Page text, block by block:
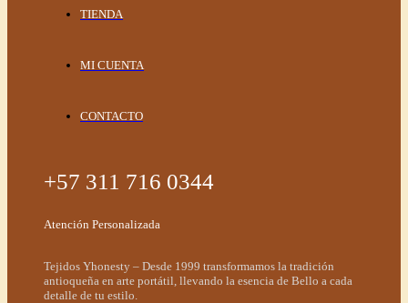
TIENDA
MI CUENTA
CONTACTO
+57 311 716 0344
Atención Personalizada
Tejidos Yhonesty – Desde 1999 transformamos la tradición
antioqueña en arte portátil, llevando la esencia de Bello a cada
detalle de tu estilo.